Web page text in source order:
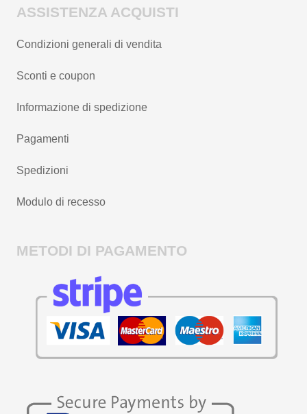
ASSISTENZA ACQUISTI
Condizioni generali di vendita
Sconti e coupon
Informazione di spedizione
Pagamenti
Spedizioni
Modulo di recesso
METODI DI PAGAMENTO